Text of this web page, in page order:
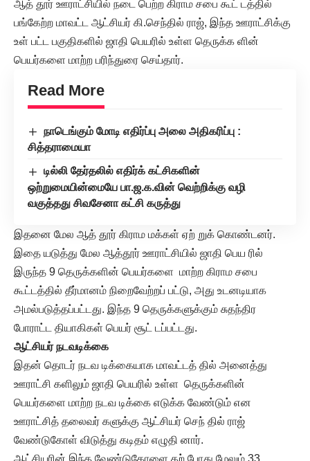
ஆத் தூர் ஊராட்சியில் நடை பெற்ற கிராம சபை கூட் டத்தில்
பங்கேற்ற மாவட்ட ஆட்சியர் கி.செந்தில் ராஜ், இந்த ஊராட்சிக்கு
உள் பட்ட பகுதிகளில் ஜாதி பெயரில் உள்ள தெருக்க ளின்
பெயர்களை மாற்ற பரிந்துரை செய்தார்.
Read More
நாடெங்கும் மோடி எதிர்ப்பு அலை அதிகரிப்பு :
சித்தராமையா
டில்லி தேர்தலில் எதிர்க் கட்சிகளின்
ஒற்றுமையின்மையே பா.ஜ.க.வின் வெற்றிக்கு வழி
வகுத்தது சிவசேனா கட்சி கருத்து
இதனை மேல ஆத் தூர் கிராம மக்கள் ஏற் றுக் கொண்டனர்.
இதை யடுத்து மேல ஆத்தூர் ஊராட்சியில் ஜாதி பெய ரில்
இருந்த 9 தெருக்களின் பெயர்களை மாற்ற கிராம சபை
கூட்டத்தில் தீர்மானம் நிறைவேற்றப் பட்டு, அது உடனடியாக
அமல்படுத்தப்பட்டது. இந்த 9 தெருக்களுக்கும் சுதந்திர
போராட்ட தியாகிகள் பெயர் சூட் டப்பட்டது.
ஆட்சியர் நடவடிக்கை
இதன் தொடர் நடவ டிக்கையாக மாவட்டத் தில் அனைத்து
ஊராட்சி களிலும் ஜாதி பெயரில் உள்ள தெருக்களின்
பெயர்களை மாற்ற நடவ டிக்கை எடுக்க வேண்டும் என
ஊராட்சித் தலைவர் களுக்கு ஆட்சியர் செந் தில் ராஜ்
வேண்டுகோள் விடுத்து கடிதம் எழுதி னார்.
ஆட்சியரின் இந்த வேண்டுகோளை தற் போது மேலும் 33